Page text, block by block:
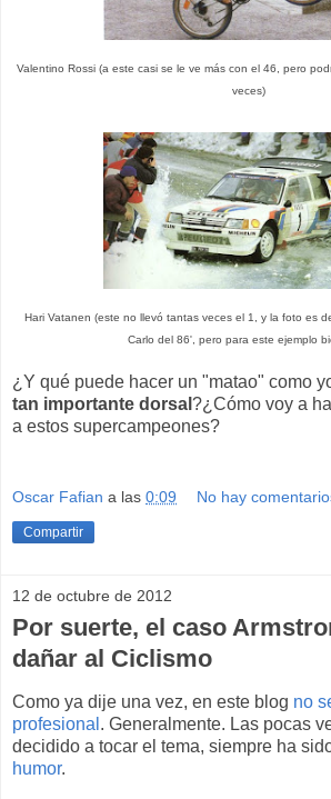
Valentino Rossi (a este casi se le ve más con el 46, pero
veces)
Hari Vatanen (este no llevó tantas veces el 1, y la foto es
Carlo del 86', pero para este ejemplo
¿Y qué puede hacer un "matao" como
tan importante dorsal ?¿Cómo voy a
a estos supercampeones?
Oscar Fafian a las 0:09 No hay
Compartir
12 de octubre de 2012
Por suerte, el caso
dañar al Ciclismo
Como ya dije una vez, en este blog no
profesional . Generalmente. Las pocas
decidido a tocar el tema, siempre ha
humor.